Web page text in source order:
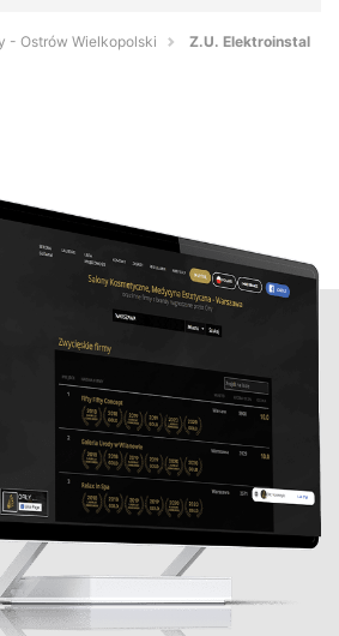
- Ostrów Wielkopolski Z.U. Elektroinstal